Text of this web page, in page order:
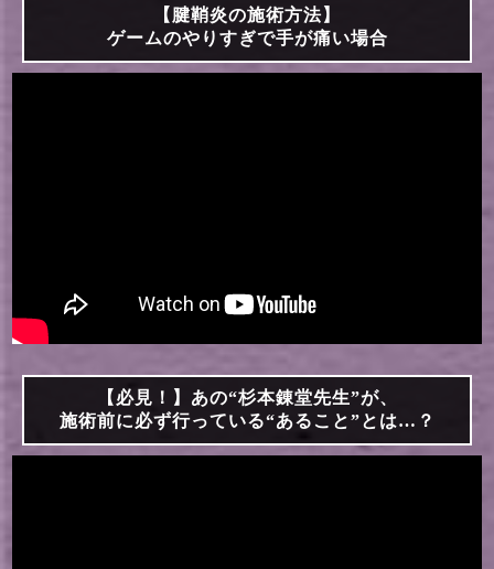
【腱鞘炎の施術方法】
ゲームのやりすぎで手が痛い場合
【必見！】あの“杉本錬堂先生”が、
施術前に必ず行っている“あること”とは…？